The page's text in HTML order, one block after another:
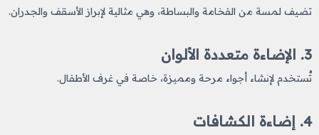
تضيف لمسة من الفخامة والبساطة، وهي مثالية لإبراز الأسقف والجدران.
3. الإضاءة متعددة الألوان
تُستخدم لإنشاء أجواء مرحة ومميزة، خاصة في غرف الأطفال.
4. إضاءة الكشافات